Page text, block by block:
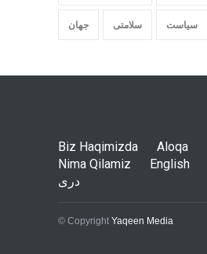
جهان سلامتی سیاست
Biz Haqimizda
Aloqa
Nima Qilamiz
English
دری
© Copyright Yaqeen Media